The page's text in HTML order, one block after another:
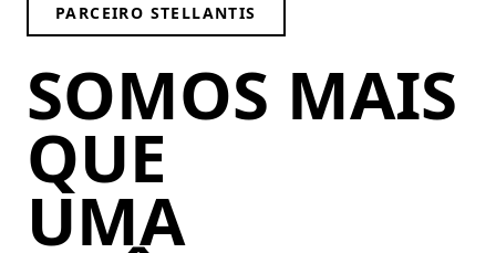
PARCEIRO STELLANTIS
SOMOS MAIS
QUE
UMA